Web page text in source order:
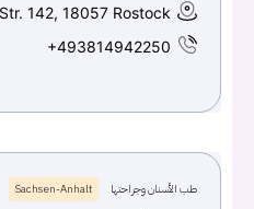
142, 18057 Rostock
+493814942250
طب الأسنان وجراحتها Sachsen-Anhalt